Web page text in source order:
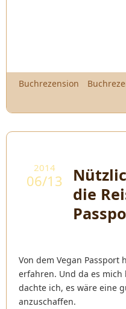
Buchrezension
2014
06/13
die
Von dem Vegan
erfahren. Und da es
dachte ich, es wäre eine
anzuschaffen.